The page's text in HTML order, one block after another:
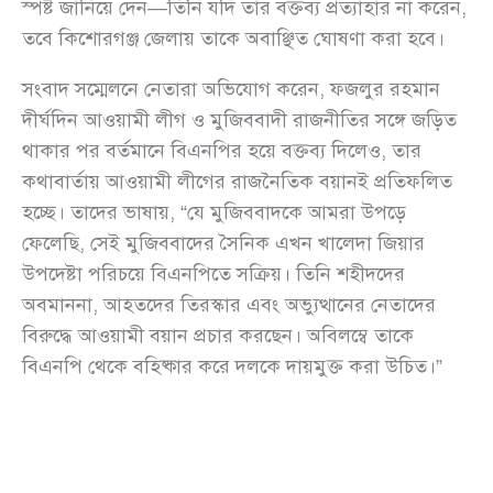
স্পষ্ট জানিয়ে দেন—তিনি যদি তার বক্তব্য প্রত্যাহার না করেন,
তবে কিশোরগঞ্জ জেলায় তাকে অবাঞ্ছিত ঘোষণা করা হবে।
সংবাদ সম্মেলনে নেতারা অভিযোগ করেন, ফজলুর রহমান
দীর্ঘদিন আওয়ামী লীগ ও মুজিববাদী রাজনীতির সঙ্গে জড়িত
থাকার পর বর্তমানে বিএনপির হয়ে বক্তব্য দিলেও, তার
কথাবার্তায় আওয়ামী লীগের রাজনৈতিক বয়ানই প্রতিফলিত
হচ্ছে। তাদের ভাষায়, “যে মুজিববাদকে আমরা উপড়ে
ফেলেছি, সেই মুজিববাদের সৈনিক এখন খালেদা জিয়ার
উপদেষ্টা পরিচয়ে বিএনপিতে সক্রিয়। তিনি শহীদদের
অবমাননা, আহতদের তিরস্কার এবং অভ্যুত্থানের নেতাদের
বিরুদ্ধে আওয়ামী বয়ান প্রচার করছেন। অবিলম্বে তাকে
বিএনপি থেকে বহিষ্কার করে দলকে দায়মুক্ত করা উচিত।”